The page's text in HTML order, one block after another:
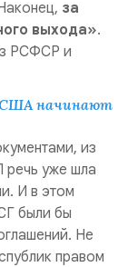
за
выхода».
РСФСР и
США начинают
из
речь уже шла
И в этом
были бы
Не
правом